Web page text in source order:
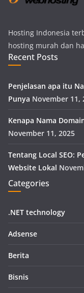
Hosting Indonesia
hosting murah dan
Recent Posts
Penjelasan apa itu
Punya November 11,
Kenapa Nama
November 11, 2025
Tentang Local SEO:
Website Lokal
Categories
.NET technology
Adsense
Berita
Bisnis